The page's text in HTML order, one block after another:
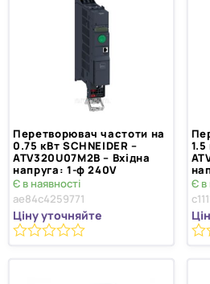
Перетворювач частоти на
0.75 кВт SCHNEIDER –
ATV320U07M2B – Вхідна
напруга: 1-ф 240V
Є в наявності
ae84c4259771
Ціну уточняйте
1.5
Є в